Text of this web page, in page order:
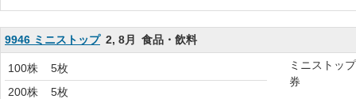
9946 ミニストップ 2, 8月 食品・飲料
100株
5枚
200株
5枚
ミニストッ
券